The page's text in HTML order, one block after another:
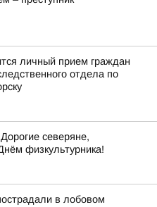
личный прием граждан
отдела по
северяне,
физкультурника!
в лобовом